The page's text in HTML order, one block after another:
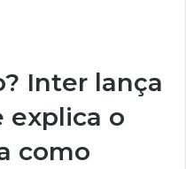
Inter lança
explica o
como